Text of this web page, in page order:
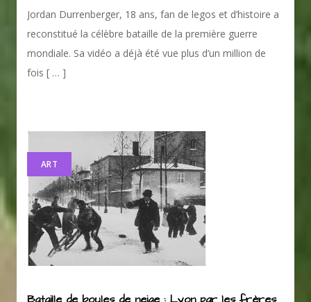
Jordan Durrenberger, 18 ans, fan de legos et d’histoire a
reconstitué la célèbre bataille de la première guerre
mondiale. Sa vidéo a déjà été vue plus d’un million de
fois [ … ]
ART